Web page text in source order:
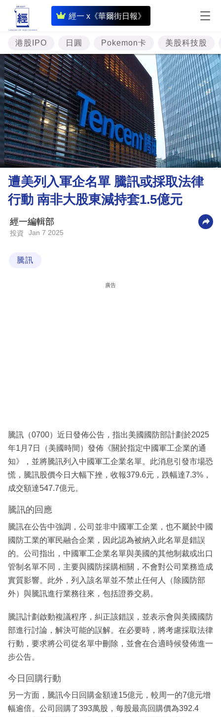
經一 x《華爾街日報》
即
時
財
經
專
題
投
資
樓
市
理
財
商
科
區
港股IPO 日圓 Pokemon卡 美股科技股
遭美列入軍企名單 騰訊或採取法律
行動 南非大股東減持套1.5億元
經一編輯部
投資 Jan 7 2025
騰訊
廣告
騰訊（0700）近日發佈公告，指出美國國防部計劃於2025
年1月7日（美國時間）發佈《關於指定中國軍工企業的通
知》，並將騰訊列入中國軍工企業名單。此消息引發市場恐
慌，騰訊股價今日大幅下挫，收報379.6元，跌幅達7.3%，
成交額達547.7億元。
騰訊的回應
騰訊在公告中強調，公司並非中國軍工企業，也不屬於中國
國防工業的軍民融合企業，因此認為被納入此名單是錯誤
的。公司指出，中國軍工企業名單與美國的其他制裁或出口
管制名單不同，主要與國防採購相關，不會對公司業務造成
實質影響。此外，列入該名單並不禁止任何人（除國防部
外）與騰訊進行業務往來，包括證券交易。
騰訊計劃啟動複議程序，糾正該錯誤，並表示會與美國國防
部進行討論，解決可能的誤解。在必要時，將考慮採取法律
行動，要求將公司從名單中刪除，並會在合適時候發佈進一
步公告。
今日回購行動
另一方面，騰訊今日回購金額達15億元，較周一的7億元增
幅逾倍。公司回購了393萬股，每股最高回購價為392.4